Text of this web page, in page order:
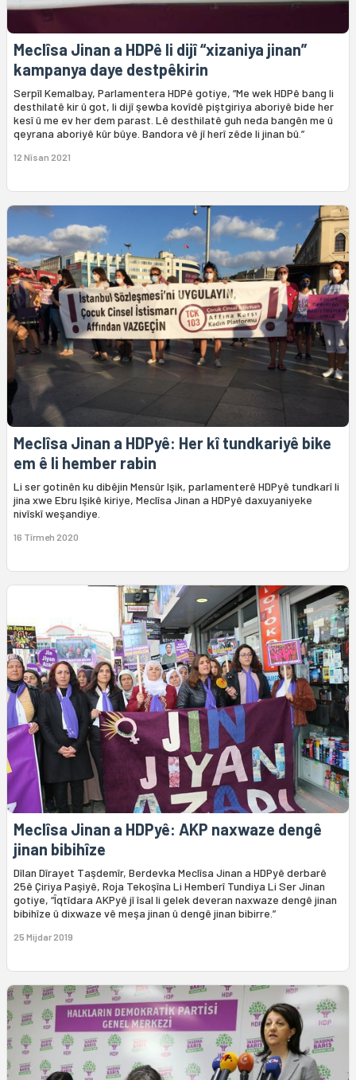
Meclîsa Jinan a HDPê li dijî “xizaniya jinan”
kampanya daye destpêkirin
Serpîl Kemalbay, Parlamentera HDPê gotiye, “Me wek HDPê bang li
desthilatê kir û got, li dijî şewba kovîdê piştgiriya aboriyê bide her
kesî û me ev her dem parast. Lê desthilatê guh neda bangên me û
qeyrana aboriyê kûr bûye. Bandora vê jî herî zêde li jinan bû.”
12 Nîsan 2021
Meclîsa Jinan a HDPyê: Her kî tundkariyê bike
em ê li hember rabin
Li ser gotinên ku dibêjin Mensûr Işik, parlamenterê HDPyê tundkarî li
jina xwe Ebru Işikê kiriye, Meclîsa Jinan a HDPyê daxuyaniyeke
nivîskî weşandiye.
16 Tîrmeh 2020
Meclîsa Jinan a HDPyê: AKP naxwaze dengê
jinan bibihîze
Dîlan Dîrayet Taşdemîr, Berdevka Meclîsa Jinan a HDPyê derbarê
25ê Çiriya Paşiyê, Roja Tekoşîna Li Hemberî Tundiya Li Ser Jinan
gotiye, “Îqtîdara AKPyê jî îsal li gelek deveran naxwaze dengê jinan
bibihîze û dixwaze vê meşa jinan û dengê jinan bibirre.”
25 Mijdar 2019